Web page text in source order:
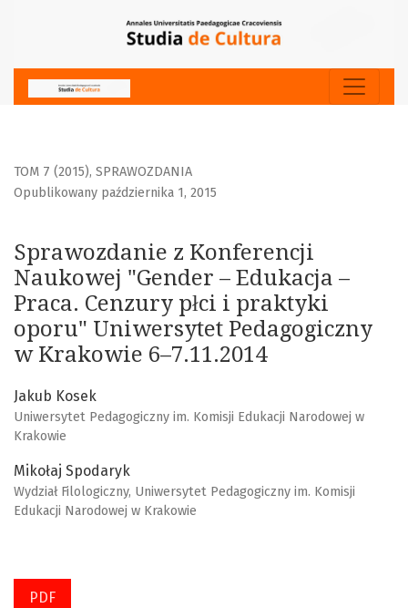
TOM 7 (2015), SPRAWOZDANIA
Sprawozdanie z Konferencji
Naukowej "Gender – Edukacja –
Praca. Cenzury płci i praktyki
oporu" Uniwersytet Pedagogiczny
w Krakowie 6–7.11.2014
Opublikowany października 1, 2015
Jakub Kosek
Uniwersytet Pedagogiczny im. Komisji Edukacji Narodowej w
Krakowie
Mikołaj Spodaryk
Wydział Filologiczny, Uniwersytet Pedagogiczny im. Komisji
Edukacji Narodowej w Krakowie
PDF